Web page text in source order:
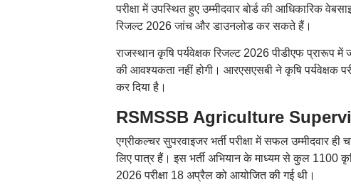
परीक्षा में उपस्थित हुए उम्मीदवार बोर्ड की आधिकारिक
रिजल्ट 2026 जांच और डाउनलोड कर सकते हैं।
राजस्थान कृषि पर्यवेक्षक रिजल्ट 2026 पीडीएफ प्रारूप
की आवश्यकता नहीं होगी। आरएसएसबी ने कृषि पर्यवेक्षक
कर दिया है।
RSMSSB Agriculture
एग्रीकल्चर सुपरवाइजर भर्ती परीक्षा में सफल उम्मीदवार
लिए पात्र हैं। इस भर्ती अभियान के माध्यम से कुल 1100
2026 परीक्षा 18 अप्रैल को आयोजित की गई थी।